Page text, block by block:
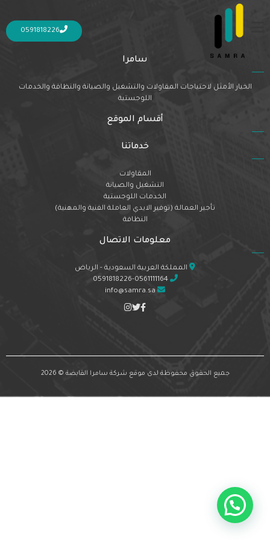
0591818226
Nothing Found
It seems we can’t find what you’re looking for. Perhaps searching can help.
سامرا
الخيار الأمثل لاحتياجات المقاولات والتشغيل والصيانة والنظافة والخدمات
اللوجستية
أقسام الموقع
خدماتنا
المقاولات
التشغيل والصيانة
الخدمات اللوجستية
تأجير العمالة (توفير الايدي العاملة الفنية والمهنية)
النظافة
معلومات الاتصال
المملكة العربية السعودية - الرياض
0591818226-0561111164
info@samra.sa
جميع الحقوق محفوظة لدى موقع شركة سامرا القابضة © 2026